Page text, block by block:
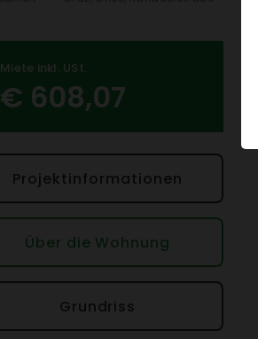
Miete inkl. USt.
€ 608,07
Projek­t­in­for­ma­tionen
Über die Wohnung
Grund­riss